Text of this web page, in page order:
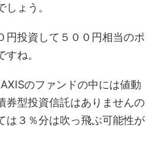
ょう。
円投資して５００円相当のポ
ね。
のファンドの中には値動
券型投資信託はありませんの
は３％分は吹っ飛ぶ可能性が